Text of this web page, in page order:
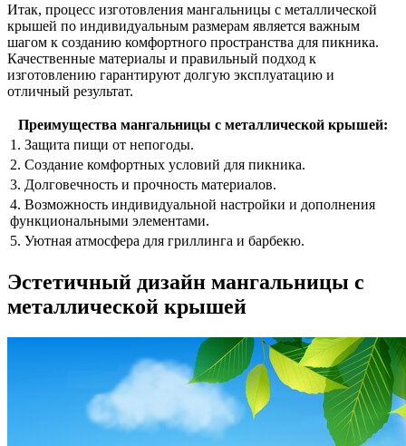
Итак, процесс изготовления мангальницы с металлической
крышей по индивидуальным размерам является важным
шагом к созданию комфортного пространства для пикника.
Качественные материалы и правильный подход к
изготовлению гарантируют долгую эксплуатацию и
отличный результат.
Преимущества мангальницы с металлической крышей:
1. Защита пищи от непогоды.
2. Создание комфортных условий для пикника.
3. Долговечность и прочность материалов.
4. Возможность индивидуальной настройки и дополнения
функциональными элементами.
5. Уютная атмосфера для гриллинга и барбекю.
Эстетичный дизайн мангальницы с
металлической крышей